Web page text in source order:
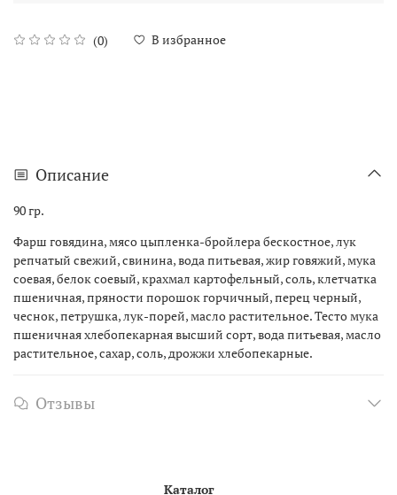
(0) В избранное
Описание
90 гр.
Фарш говядина, мясо цыпленка-бройлера бескостное, лук
репчатый свежий, свинина, вода питьевая, жир говяжий, мука
соевая, белок соевый, крахмал картофельный, соль, клетчатка
пшеничная, пряности порошок горчичный, перец черный,
чеснок, петрушка, лук-порей, масло растительное. Тесто мука
пшеничная хлебопекарная высший сорт, вода питьевая, масло
растительное, сахар, соль, дрожжи хлебопекарные.
Отзывы
Каталог